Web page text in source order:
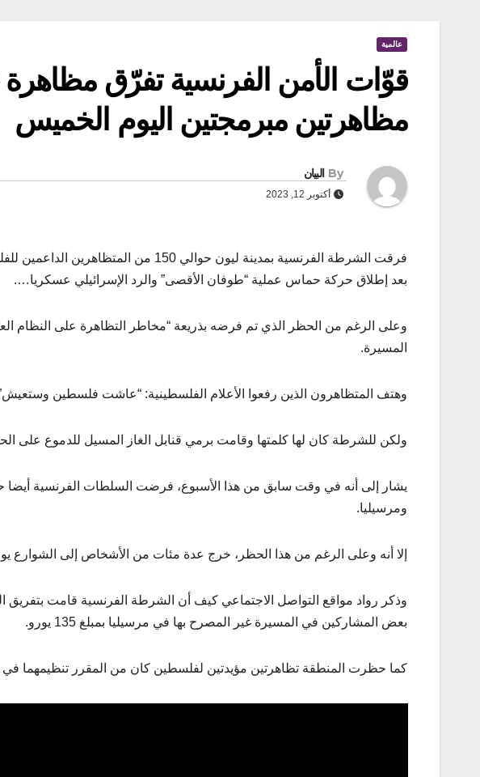
عالمية
قوّات الأمن الفرنسية تفرّق
مظاهرتين مبرمجتين اليوم الخميس
By البيان
أكتوبر 12, 2023
فرقت الشرطة الفرنسية بمدينة ليون حوالي
بعد إطلاق حركة حماس عملية “طوفان الأقصى” والرد الإسرائيلي عسكريا….
وعلى الرغم من الحظر الذي تم فرضه بذريعة “مخاطر التظاهرة على النظام
المسيرة.
وهتف المتظاهرون الذين رفعوا الأعلام الفلسطينية: “عاشت فلسطين وستعيش”،
ولكن للشرطة كان لها كلمتها وقامت برمي قنابل الغاز المسيل للدموع على
يشار إلى أنه في وقت سابق من هذا الأسبوع، فرضت السلطات الفرنسية أيضا
ومرسيليا.
إلا أنه وعلى الرغم من هذا الحظر، خرج عدة مئات من الأشخاص إلى الشوارع
وذكر رواد مواقع التواصل الاجتماعي كيف أن الشرطة الفرنسية قامت بتفريق
بعض المشاركين في المسيرة غير المصرح بها في مرسيليا بمبلغ 135 يورو.
كما حظرت المنطقة تظاهرتين مؤيدتين لفلسطين كان من المقرر تنظيمهما في باريس